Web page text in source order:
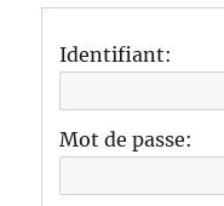
Identifiant:
Mot de passe: